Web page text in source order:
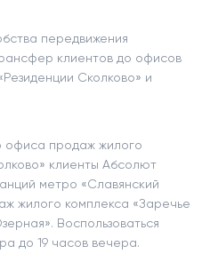
передвижения
клиентов до офисов
Сколково» и
офиса продаж жилого
клиенты Абсолют
метро «Славянский
жилого комплекса «Заречье
Воспользоваться
до 19 часов вечера.